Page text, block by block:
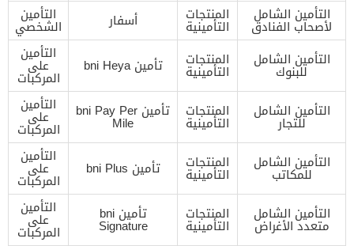
التأمين الشامل
لأصحاب الفنادق
المنتجات
التأمينية أسفار التأمين
الشخصي
التأمين الشامل
للبنوك
المنتجات
التأمينية تأمين bni Heya
التأمين
على
المركبات
التأمين الشامل
للتجار
المنتجات
التأمينية
تأمين bni Pay Per
Mile
التأمين
على
المركبات
التأمين الشامل
للمكاتب
المنتجات
التأمينية تأمين bni Plus
التأمين
على
المركبات
التأمين الشامل
متعدد الأغراض
المنتجات
التأمينية
تأمين bni
Signature
التأمين
على
المركبات